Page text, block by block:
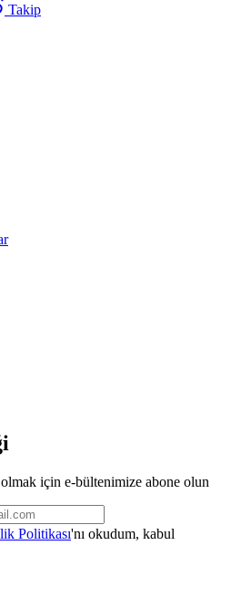
Takip
için e-bültenimize abone olun
Politikası'nı okudum, kabul